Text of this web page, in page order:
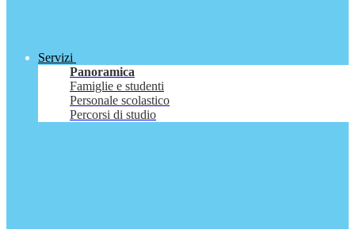
Servizi
Panoramica
Famiglie e studenti
Personale scolastico
Percorsi di studio